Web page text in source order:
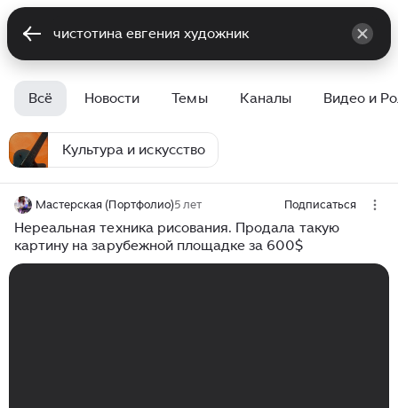
Всё Новости Темы Каналы Видео и
Культура и искусство
Мастерская (Портфолио)5 лет Подписаться
Нереальная техника рисования. Продала такую
картину на зарубежной площадке за 600$